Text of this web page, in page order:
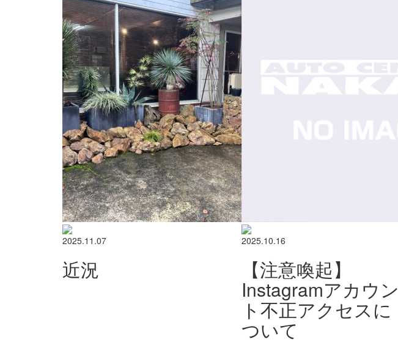
2025.11.07
近況
2025.10.16
【注意喚起】
Instagramアカウン
ト不正アクセスに
ついて